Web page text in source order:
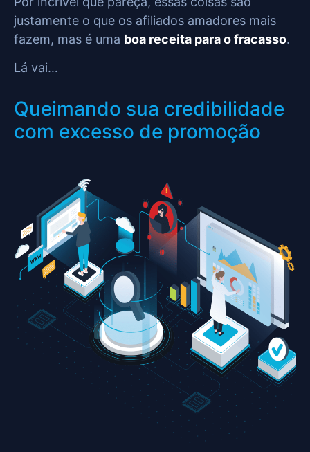
justamente o que os afiliados amadores mais
fazem, mas é uma boa receita para o fracasso.
Lá vai…
Queimando sua credibilidade
com excesso de promoção